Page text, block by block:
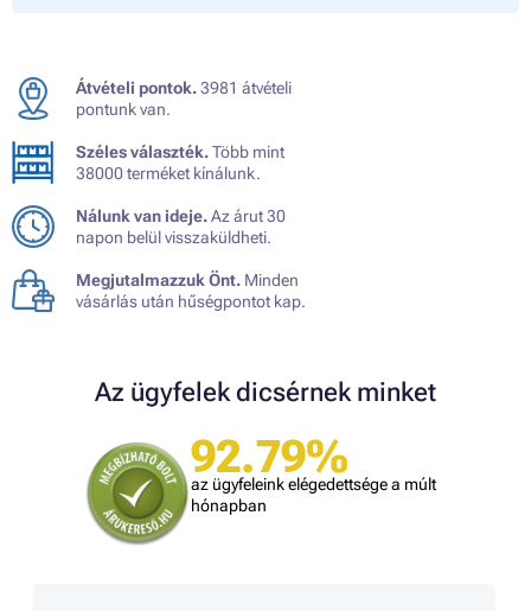
Átvételi pontok.3981 átvételi
pontunk van.
Széles választék.Több mint
38000 terméket kínálunk.
Nálunk van ideje.Az árut 30
napon belül visszaküldheti.
Megjutalmazzuk Önt. Minden
vásárlás után hűségpontot kap.
Az ügyfelek dicsérnek minket
92.79%
az ügyfeleink elégedettsége a múlt
hónapban